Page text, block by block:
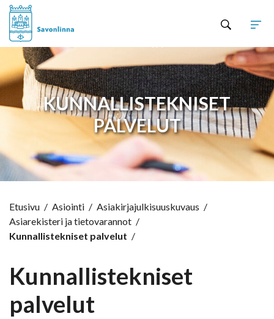
KUNNALLISTEKNISET
PALVELUT
Etusivu / Asiointi / Asiakirjajulkisuuskuvaus /
Asiarekisteri ja tietovarannot /
Kunnallistekniset palvelut /
Kunnallistekniset
palvelut